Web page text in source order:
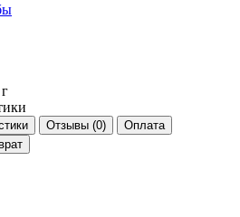
Отзывы (0)
Оплата